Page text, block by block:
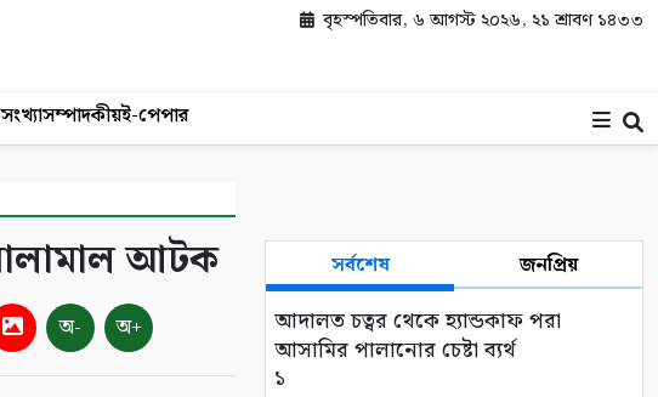
বৃহস্পতিবার, ৬ আগস্ট ২০২৬, ২১ শ্রাবণ ১৪৩৩
সম্পাদকীয়ই-পেপার
মালামাল আটক
অ- অ+
সর্বশেষ জনপ্রিয়
আদালত চত্বর থেকে হ্যান্ডকাফ পরা
আসামির পালানোর চেষ্টা ব্যর্থ
১